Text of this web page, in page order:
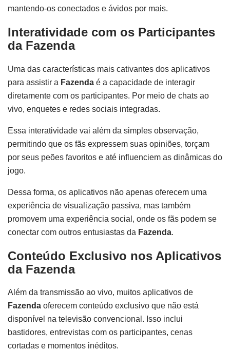
mantendo-os conectados e ávidos por mais.
Interatividade com os Participantes
da Fazenda
Uma das características mais cativantes dos aplicativos
para assistir a Fazenda é a capacidade de interagir
diretamente com os participantes. Por meio de chats ao
vivo, enquetes e redes sociais integradas.
Essa interatividade vai além da simples observação,
permitindo que os fãs expressem suas opiniões, torçam
por seus peões favoritos e até influenciem as dinâmicas do
jogo.
Dessa forma, os aplicativos não apenas oferecem uma
experiência de visualização passiva, mas também
promovem uma experiência social, onde os fãs podem se
conectar com outros entusiastas da Fazenda.
Conteúdo Exclusivo nos Aplicativos
da Fazenda
Além da transmissão ao vivo, muitos aplicativos de
Fazenda oferecem conteúdo exclusivo que não está
disponível na televisão convencional. Isso inclui
bastidores, entrevistas com os participantes, cenas
cortadas e momentos inéditos.